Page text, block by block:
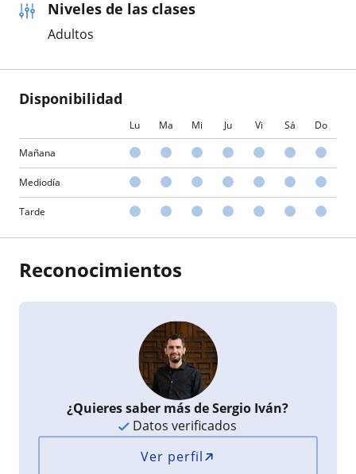
Niveles de las clases
Adultos
Disponibilidad
Lu Ma Mi Ju Vi Sá Do
Mañana
Mediodía
Tarde
Reconocimientos
¿Quieres saber más de Sergio Iván?
Datos verificados
Ver perfil